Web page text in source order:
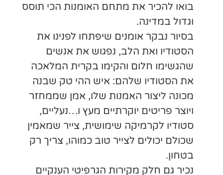
הכי תוסס
לפנינו את
אנשים
המלאכה
טק שבנה
אמן שממחזר
ו…נעליים,
צייר שמאמין
צריך רק
הענקיים